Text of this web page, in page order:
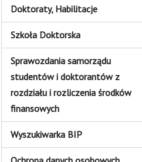
Doktoraty, Habilitacje
Szkoła Doktorska
Sprawozdania samorządu
studentów i doktorantów z
rozdziału i rozliczenia środków
finansowych
Wyszukiwarka BIP